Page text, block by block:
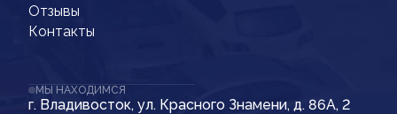
Отзывы
Контакты
МЫ НАХОДИМСЯ
г. Владивосток, ул. Красного Знамени, д. 86А, 2